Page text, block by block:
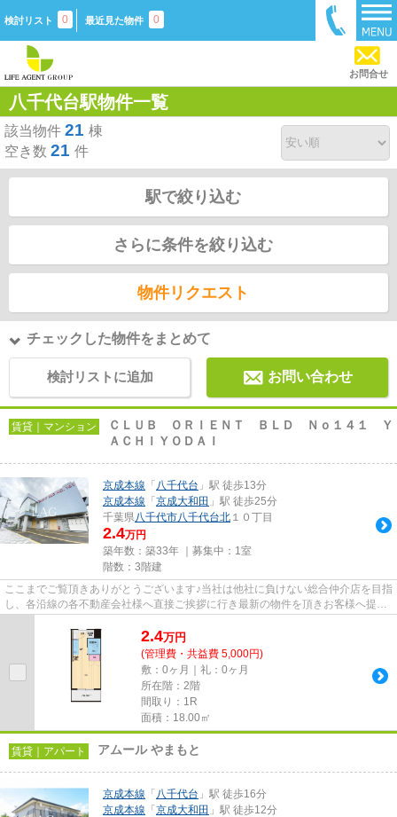
検討リスト 0 最近見た物件 0
お問合せ
八千代台駅物件一覧
該当物件 21 棟
空き数 21 件
駅で絞り込む
さらに条件を絞り込む
物件リクエスト
チェックした物件をまとめて
検討リストに追加 お問い合わせ
賃貸｜マンション
ＣＬＵＢ ＯＲＩＥＮＴ ＢＬＤ Ｎｏ１４１ Ｙ
ＡＣＨＩＹＯＤＡＩ
京成本線 「 八千代台 」駅 徒歩13分
京成本線 「 京成大和田 」駅 徒歩25分
千葉県八千代市八千代台北 １０丁目
2.4万円
築年数：築33年 ｜募集中： 1室
階数：3階建
ここまでご覧頂きありがとうございます♪当社は他社に負けない総合仲介店を目指
し、各沿線の各不動産会社様へ直接ご挨拶に行き最新の物件を頂きお客様へ提供
2.4万円
(管理費・共益費 5,000円)
敷：0ヶ月｜礼：0ヶ月
所在階：2階
間取り：1R
面積：18.00㎡
賃貸｜アパート アムール やまもと
京成本線 「 八千代台 」駅 徒歩16分
京成本線 「 京成大和田 」駅 徒歩12分